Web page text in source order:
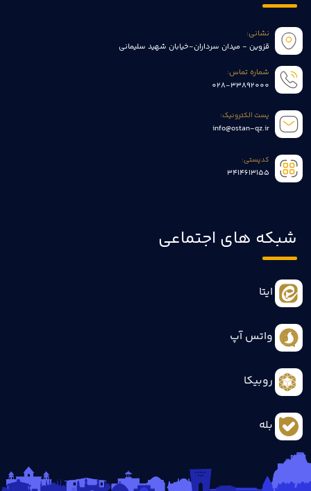
نشانی:
قزوین - میدان سرداران-خیابان شهید سلیمانی
شماره تماس:
028-33892000
پست الکترونیک:
info@ostan-qz.ir
کدپستی:
3414613155
شبکه های اجتماعی
ایتا
واتس آپ
روبیکا
بله